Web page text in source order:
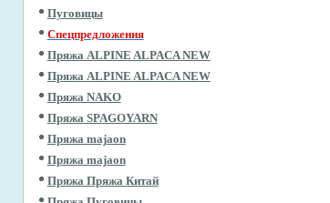
Пуговицы
Спецпредложения
Пряжа ALPINE ALPACA NEW
Пряжа ALPINE ALPACA NEW
Пряжа NAKO
Пряжа SPAGOYARN
Пряжа majaon
Пряжа majaon
Пряжа Пряжа Китай